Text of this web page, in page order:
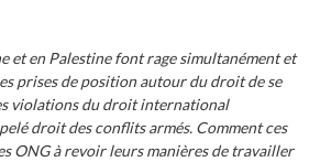
et en Palestine font rage simultanément et
prises de position autour du droit de se
violations du droit international
droit des conflits armés. Comment ces
ONG à revoir leurs manières de travailler